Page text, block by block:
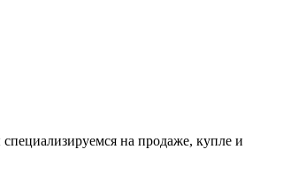
на продаже, купле и